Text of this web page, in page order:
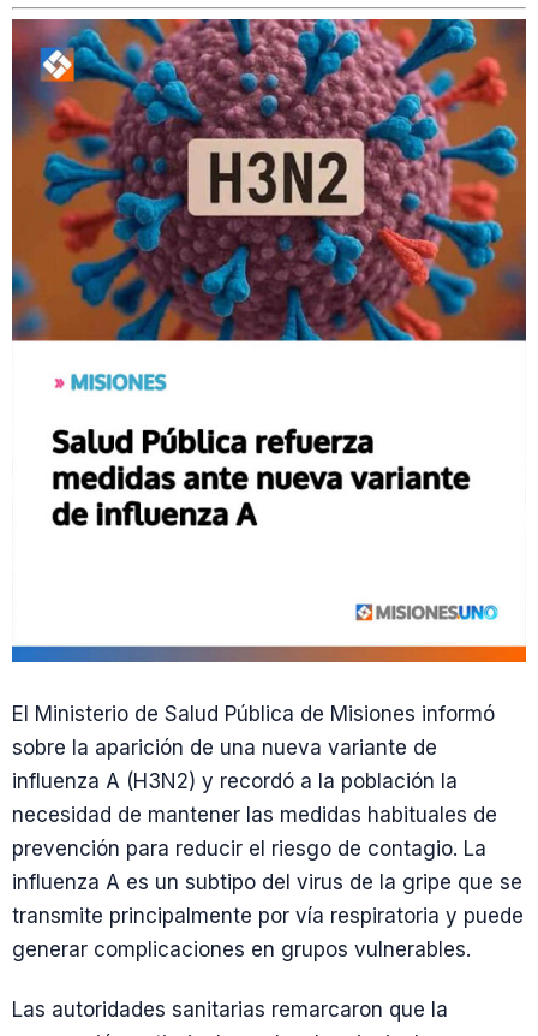
El Ministerio de Salud Pública de Misiones informó
sobre la aparición de una nueva variante de
influenza A (H3N2) y recordó a la población la
necesidad de mantener las medidas habituales de
prevención para reducir el riesgo de contagio. La
influenza A es un subtipo del virus de la gripe que se
transmite principalmente por vía respiratoria y puede
generar complicaciones en grupos vulnerables.
Las autoridades sanitarias remarcaron que la